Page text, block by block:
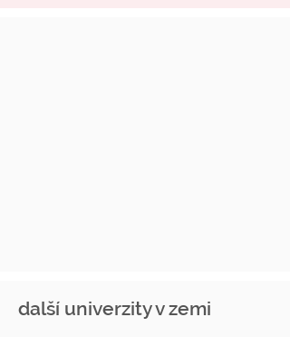
další univerzity v zemi